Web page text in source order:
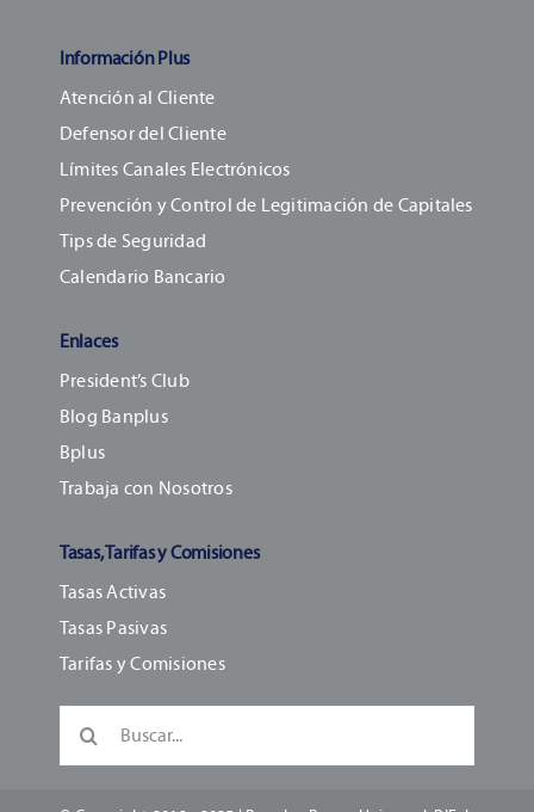
Información Plus
Atención al Cliente
Defensor del Cliente
Límites Canales Electrónicos
Prevención y Control de Legitimación de Capitales
Tips de Seguridad
Calendario Bancario
Enlaces
President’s Club
Blog Banplus
Bplus
Trabaja con Nosotros
Tasas, Tarifas y Comisiones
Tasas Activas
Tasas Pasivas
Tarifas y Comisiones